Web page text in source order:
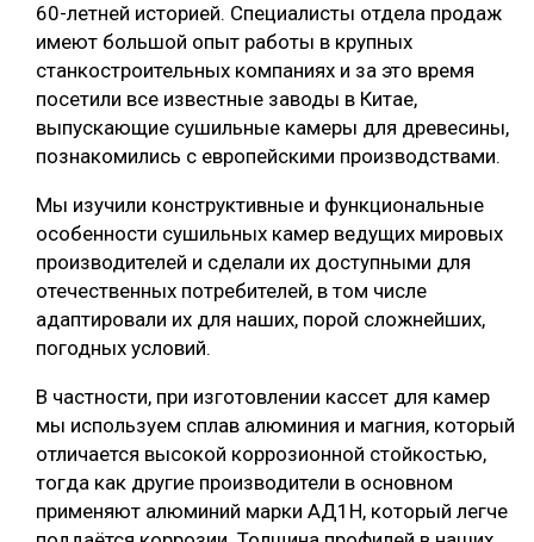
60-летней историей. Специалисты отдела продаж
имеют большой опыт работы в крупных
станкостроительных компаниях и за это время
посетили все известные заводы в Китае,
выпускающие сушильные камеры для древесины,
познакомились с европейскими производствами.
Мы изучили конструктивные и функциональные
особенности сушильных камер ведущих мировых
производителей и сделали их доступными для
отечественных потребителей, в том числе
адаптировали их для наших, порой сложнейших,
погодных условий.
В частности, при изготовлении кассет для камер
мы используем сплав алюминия и магния, который
отличается высокой коррозионной стойкостью,
тогда как другие производители в основном
применяют алюминий марки АД1Н, который легче